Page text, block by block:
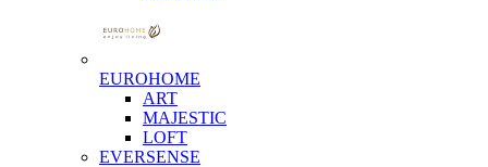
EUROHOME
ART
MAJESTIC
LOFT
EVERSENSE